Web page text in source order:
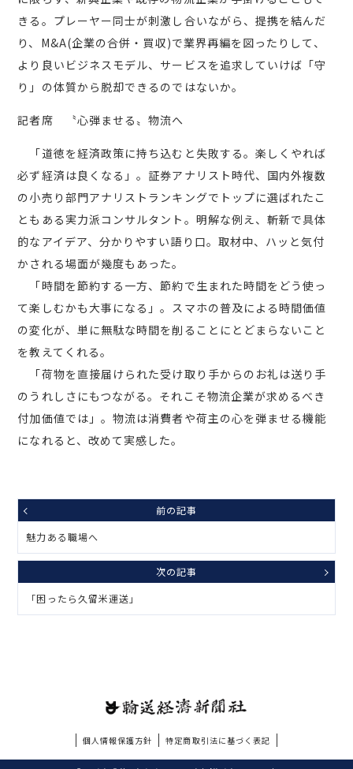
きる。プレーヤー同士が刺激し合いながら、提携を結んだ
り、M&A(企業の合併・買収)で業界再編を図ったりして、
より良いビジネスモデル、サービスを追求していけば「守
り」の体質から脱却できるのではないか。
記者席 〝心弾ませる〟物流へ
「道徳を経済政策に持ち込むと失敗する。楽しくやれば
必ず経済は良くなる」。証券アナリスト時代、国内外複数
の小売り部門アナリストランキングでトップに選ばれたこ
ともある実力派コンサルタント。明解な例え、斬新で具体
的なアイデア、分かりやすい語り口。取材中、ハッと気付
かされる場面が幾度もあった。
「時間を節約する一方、節約で生まれた時間をどう使っ
て楽しむかも大事になる」。スマホの普及による時間価値
の変化が、単に無駄な時間を削ることにとどまらないこと
を教えてくれる。
「荷物を直接届けられた受け取り手からのお礼は送り手
のうれしさにもつながる。それこそ物流企業が求めるべき
付加価値では」。物流は消費者や荷主の心を弾ませる機能
になれると、改めて実感した。
前の記事
魅力ある職場へ
次の記事
「困ったら久留米運送」
個人情報保護方針 特定商取引法に基づく表記